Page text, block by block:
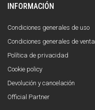
INFORMACIÓN
Condiciones generales de uso
Condiciones generales de venta
Política de privacidad
Cookie policy
Devolución y cancelación
Official Partner